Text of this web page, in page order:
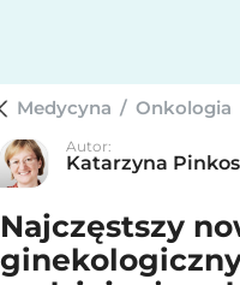
Medycyna / Onkologia
Autor:
Katarzyna
Najczęstszy